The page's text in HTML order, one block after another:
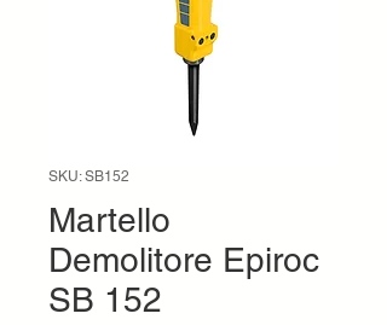
SKU: SB152
Martello
Demolitore Epiroc
SB 152